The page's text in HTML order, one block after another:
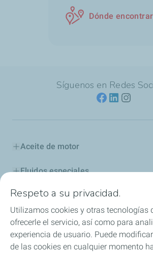
Dónde
Síguenos en Redes
Aceite de motor
Fluidos especiales
Aditivos y Combustibles
Industria
Competición
Respeto a su privacidad.
Utilizamos cookies y otras tecnologías
ofrecerle el servicio, así como para
experiencia de usuario. Puede
de las cookies en cualquier momento